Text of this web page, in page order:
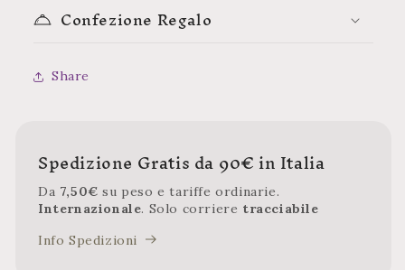
Confezione Regalo
Share
Spedizione Gratis da 90€ in Italia
Da 7,50€su peso e tariffe ordinarie.
Internazionale. Solo corriere tracciabile
Info Spedizioni